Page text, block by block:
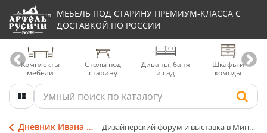
МЕБЕЛЬ ПОД СТАРИНУ ПРЕМИУМ-КЛАССА С
ДОСТАВКОЙ ПО РОССИИ
Комплекты
мебели
Столы под
старину
Диваны: баня
и сад
Шкафы и
комоды
Дневник Ивана Мордовина Дизайнерский форум и выставка в МинводыЭКСПО: выводы